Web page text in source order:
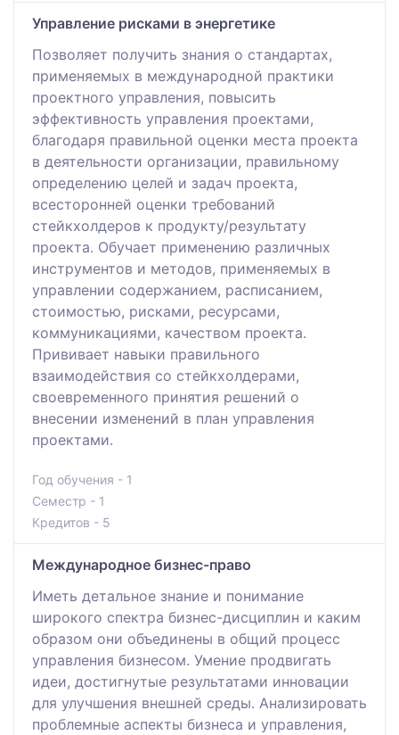
Управление рисками в энергетике
Позволяет получить знания о стандартах,
применяемых в международной практики
проектного управления, повысить
эффективность управления проектами,
благодаря правильной оценки места проекта
в деятельности организации, правильному
определению целей и задач проекта,
всесторонней оценки требований
стейкхолдеров к продукту/результату
проекта. Обучает применению различных
инструментов и методов, применяемых в
управлении содержанием, расписанием,
стоимостью, рисками, ресурсами,
коммуникациями, качеством проекта.
Прививает навыки правильного
взаимодействия со стейкхолдерами,
своевременного принятия решений о
внесении изменений в план управления
проектами.
Год обучения - 1
Семестр - 1
Кредитов - 5
Международное бизнес-право
Иметь детальное знание и понимание
широкого спектра бизнес-дисциплин и каким
образом они объединены в общий процесс
управления бизнесом. Умение продвигать
идеи, достигнутые результатами инновации
для улучшения внешней среды. Анализировать
проблемные аспекты бизнеса и управления,